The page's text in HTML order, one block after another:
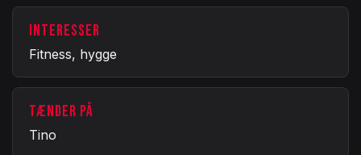
INTERESSER
Fitness, hygge
TÆNDER PÅ
Tino